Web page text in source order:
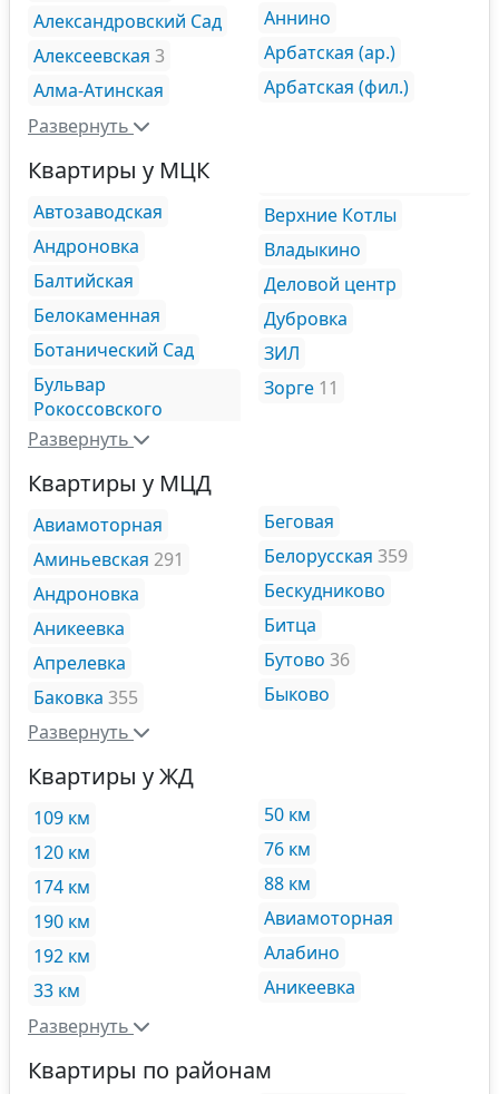
Александровский Сад
Алексеевская 3
Алма-Атинская
Аннино
Арбатская (ар.)
Арбатская (фил.)
Развернуть
Квартиры у МЦК
Автозаводская
Андроновка
Балтийская
Белокаменная
Ботанический Сад
Бульвар
Рокоссовского
Верхние Котлы
Владыкино
Деловой центр
Дубровка
ЗИЛ
Зорге 11
Развернуть
Квартиры у МЦД
Авиамоторная
Аминьевская 291
Андроновка
Аникеевка
Апрелевка
Баковка 355
Беговая
Белорусская 359
Бескудниково
Битца
Бутово 36
Быково
Развернуть
Квартиры у ЖД
109 км
120 км
174 км
190 км
192 км
33 км
50 км
76 км
88 км
Авиамоторная
Алабино
Аникеевка
Развернуть
Квартиры по районам